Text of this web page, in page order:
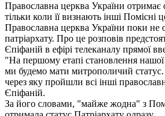
Православна церква України отримає
тільки коли її визнають інші Помісні
Православна церква України поки не
патріархату. Про це розповів
Єпіфаній в ефірі телеканалу прямої
"На першому етапі становлення
ми будемо мати митрополичий
через яку пройшли всі інші
Єпіфаній.
За його словами, "майже жодна" з